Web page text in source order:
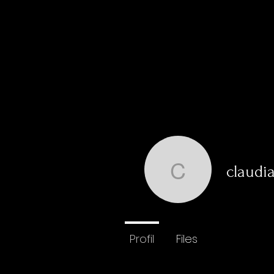
Profil Files